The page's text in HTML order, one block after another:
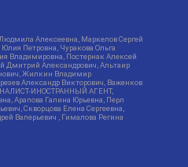
Алексеевна, Маркелов Сергей
Петровна, Чуракова Ольга
Владимировна, Постернак Алексей
Дмитрий Александрович, Альтаир
Жилкин Владимир
Александр Викторович, Важенков
ИНОСТРАННЫЙ АГЕНТ,
Арапова Галина Юрьевна, Перл
Скворцова Елена Сергеевна,
Валерьевич , Гималова Регина